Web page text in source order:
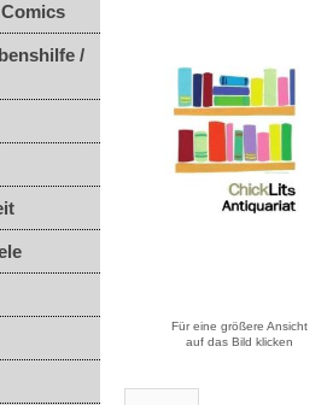
/
Für eine größere Ansicht
auf das Bild klicken